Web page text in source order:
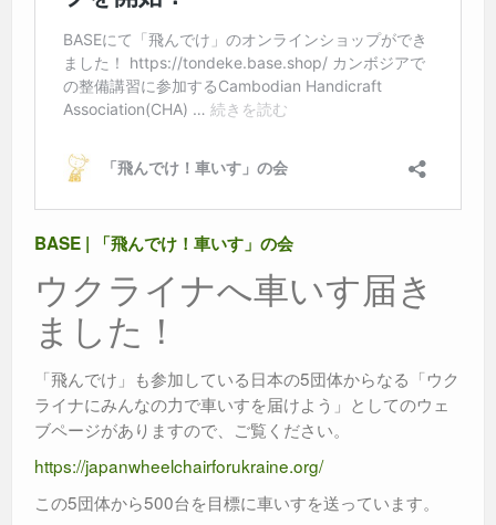
BASE | 「飛んでけ！車いす」の会
ウクライナへ車いす届き
ました！
「飛んでけ」も参加している日本の5団体からなる「ウク
ライナにみんなの力で車いすを届けよう」としてのウェ
ブページがありますので、ご覧ください。
https://japanwheelchairforukraine.org/
この5団体から500台を目標に車いすを送っています。